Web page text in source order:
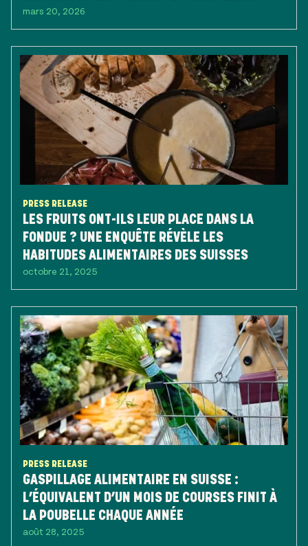
mars 20, 2026
PRESS RELEASE
LES FRUITS ONT-ILS LEUR PLACE DANS LA
FONDUE ? UNE ENQUÊTE RÉVÈLE LES
HABITUDES ALIMENTAIRES DES SUISSES
octobre 21, 2025
PRESS RELEASE
GASPILLAGE ALIMENTAIRE EN SUISSE :
L’ÉQUIVALENT D’UN MOIS DE COURSES FINIT À
LA POUBELLE CHAQUE ANNÉE
août 28, 2025